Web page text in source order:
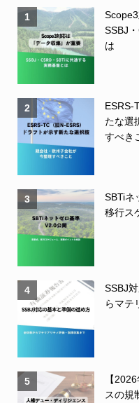
1
SSBJ
は
2
ESRS-
たな選
すべき
3
SBTiネ
移行ス
4
SSBJ
らマテ
5
【
スの規